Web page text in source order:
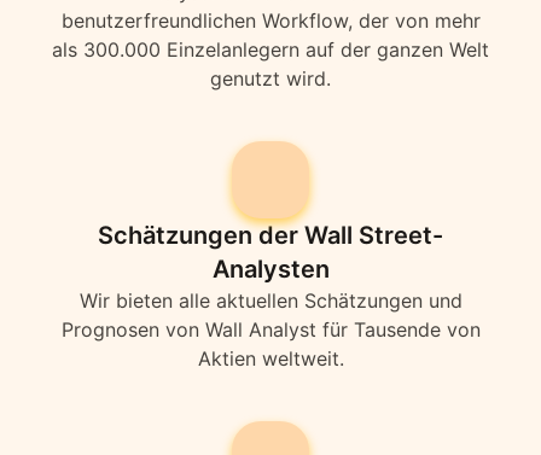
benutzerfreundlichen Workflow, der von mehr
als 300.000 Einzelanlegern auf der ganzen Welt
genutzt wird.
Schätzungen der Wall Street-
Analysten
Wir bieten alle aktuellen Schätzungen und
Prognosen von Wall Analyst für Tausende von
Aktien weltweit.